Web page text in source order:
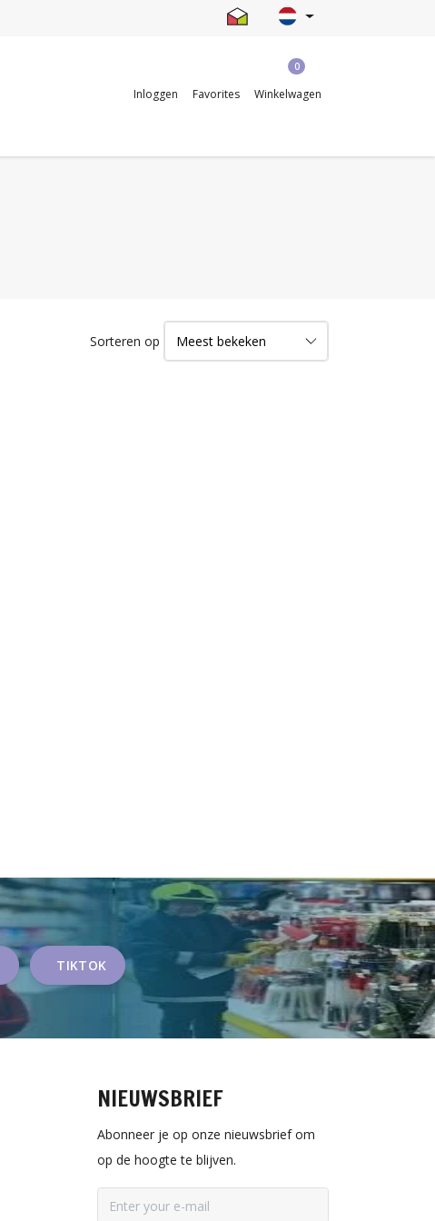
Inloggen Favorites
0
Winkelwagen
Sorteren op
TIKTOK
NIEUWSBRIEF
Abonneer je op onze nieuwsbrief om
op de hoogte te blijven.